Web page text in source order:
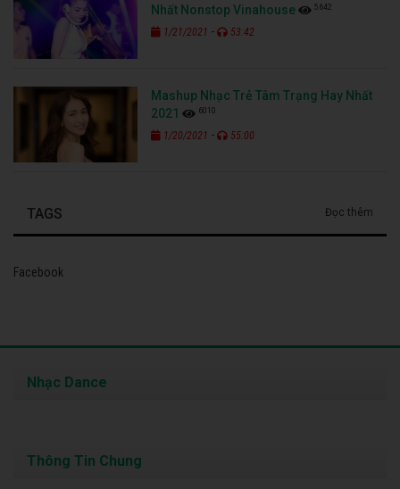
Nhất Nonstop Vinahouse
5642
1/21/2021 - 53:42
Mashup Nhạc Trẻ Tâm Trạng Hay Nhất
2021
6010
1/20/2021 - 55:00
TAGS Đọc thêm
Facebook
Nhạc Dance
Thông Tin Chung